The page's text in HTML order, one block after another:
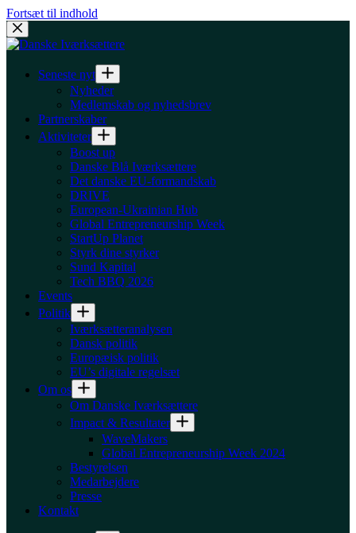
Fortsæt til indhold
Seneste nyt
Nyheder
Medlemskab og nyhedsbrev
Partnerskaber
Aktiviteter
Boost up
Danske Blå Iværksættere
Det danske EU-formandskab
DRIVE
European-Ukrainian Hub
Global Entrepreneurship Week
StartUp Planet
Styrk dine styrker
Sund Kapital
Tech BBQ 2026
Events
Politik
Iværksætteranalysen
Dansk politik
Europæisk politik
EU’s digitale regelsæt
Om os
Om Danske Iværksættere
Impact & Resultater
WaveMakers
Global Entrepreneurship Week 2024
Bestyrelsen
Medarbejdere
Presse
Kontakt